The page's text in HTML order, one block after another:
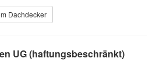
Dachdecker
UG (haftungsbeschränkt)